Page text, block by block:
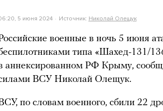
5 июня 2024 Источник: Николай Олещук
военные в ночь 5 июня
типа «Шахед-131/
аннексированном РФ Крыму,
ВСУ Николай Олещук.
по словам военного, сбили 22